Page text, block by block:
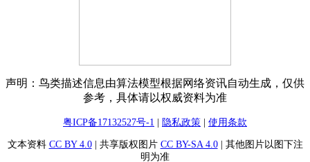
声明：鸟类描述信息由算法模型根据网络资讯自动生成，仅供
参考，具体请以权威资料为准
粤ICP备17132527号-1 隐私政策 使用条款
文本资料 CC BY 4.0| 共享版权图片 CC BY-SA 4.0| 其他图片以图下注
明为准